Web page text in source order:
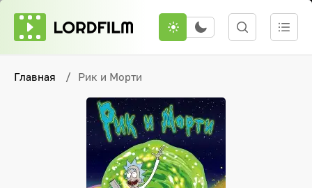
Главная Рик и Морти